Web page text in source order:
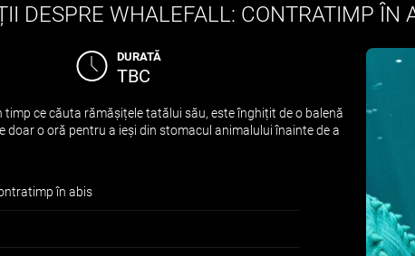
DESPRE WHALEFALL: CONTRATIMP ÎN
DURATĂ
TBC
ce căuta rămășițele tatălui său, este înghițit de o balenă
doar o oră pentru a ieși din stomacul animalului înainte de a
în abis